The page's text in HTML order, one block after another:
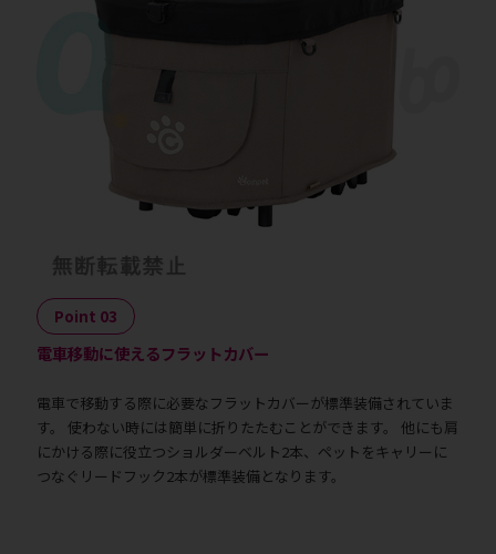
Point 03
電車移動に使えるフラットカバー
電車で移動する際に必要なフラットカバーが標準装備されていま
す。 使わない時には簡単に折りたたむことができます。 他にも肩
にかける際に役立つショルダーベルト2本、ペットをキャリーに
つなぐリードフック2本が標準装備となります。